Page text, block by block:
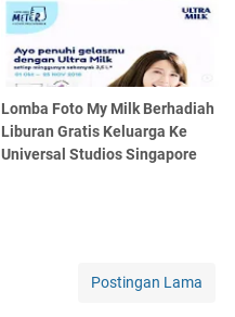
Lomba Foto My Milk Berhadiah
Liburan Gratis Keluarga Ke
Universal Studios Singapore
Postingan Lama